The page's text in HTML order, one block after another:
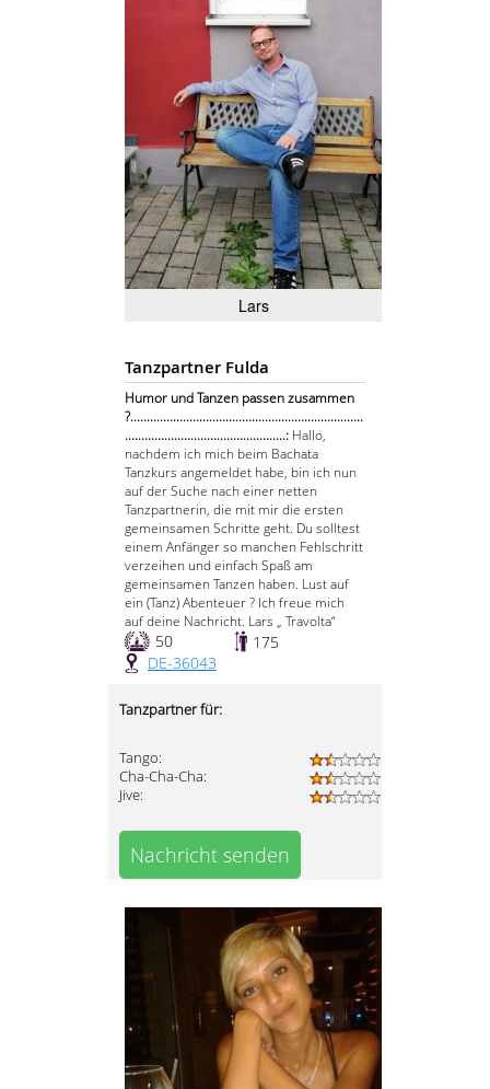
Lars
Tanzpartner Fulda
Humor und Tanzen passen zusammen
?.......................................................................
.................................................: Hallo,
nachdem ich mich beim Bachata
Tanzkurs angemeldet habe, bin ich nun
auf der Suche nach einer netten
Tanzpartnerin, die mit mir die ersten
gemeinsamen Schritte geht. Du solltest
einem Anfänger so manchen Fehlschritt
verzeihen und einfach Spaß am
gemeinsamen Tanzen haben. Lust auf
ein (Tanz) Abenteuer ? Ich freue mich
auf deine Nachricht. Lars „ Travolta“
50
175
DE-36043
Tanzpartner für:
Tango:
Cha-Cha-Cha:
Jive:
Nachricht senden